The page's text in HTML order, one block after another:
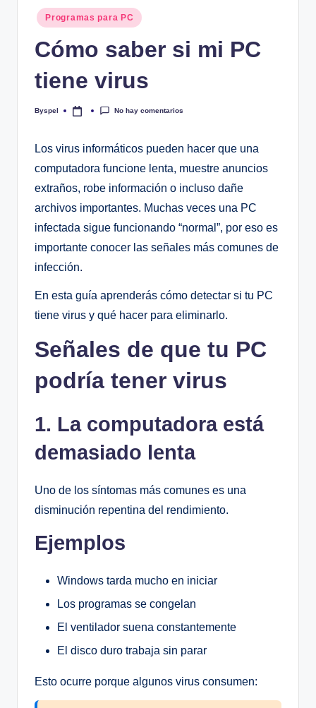
Publicado
en
Programas para PC
Cómo saber si mi PC
tiene virus
Publicado
Byspel No hay comentarios
Los virus informáticos pueden hacer que una
computadora funcione lenta, muestre anuncios
extraños, robe información o incluso dañe
archivos importantes. Muchas veces una PC
infectada sigue funcionando “normal”, por eso es
importante conocer las señales más comunes de
infección.
En esta guía aprenderás cómo detectar si tu PC
tiene virus y qué hacer para eliminarlo.
Señales de que tu PC
podría tener virus
1. La computadora está
demasiado lenta
Uno de los síntomas más comunes es una
disminución repentina del rendimiento.
Ejemplos
Windows tarda mucho en iniciar
Los programas se congelan
El ventilador suena constantemente
El disco duro trabaja sin parar
Esto ocurre porque algunos virus consumen: